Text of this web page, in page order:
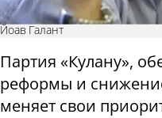
Йоав Галант
Партия «Кулану»,
реформы и
меняет свои